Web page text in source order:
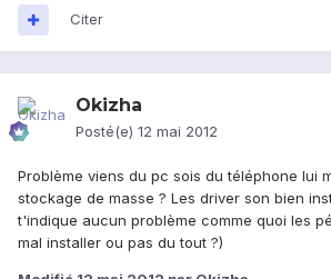
Citer
Okizha
Posté(e) 12 mai 2012
Problème viens du pc sois du téléphone lui
stockage de masse ? Les driver son bien
t'indique aucun problème comme quoi les
mal installer ou pas du tout ?)